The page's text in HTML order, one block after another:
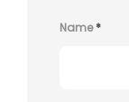
Name*